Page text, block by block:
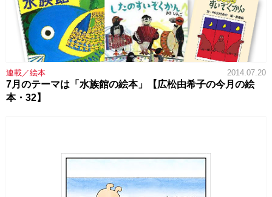
連載／絵本 2014.07.20
7月のテーマは「水族館の絵本」【広松由希子の今月の絵
本・32】